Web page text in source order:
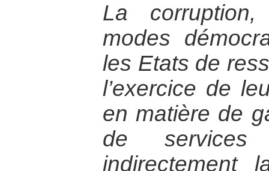
La
modes
les Etats de
l’exercice de
en matière de
de
indirectement